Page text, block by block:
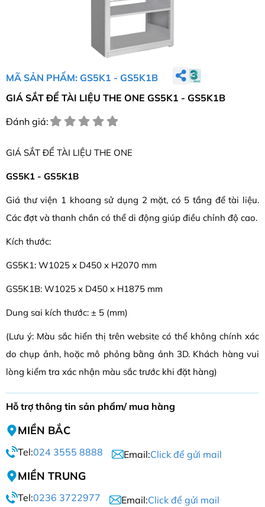
MÃ SẢN PHẨM: GS5K1 - GS5K1B
GIÁ SẮT ĐỂ TÀI LIỆU THE ONE GS5K1 - GS5K1B
Đánh giá:
GIÁ SẮT ĐỂ TÀI LIỆU THE ONE
GS5K1 - GS5K1B
Giá thư viện 1 khoang sử dụng 2 mặt, có 5 tầng để tài liệu.
Các đợt và thanh chắn có thể di động giúp điều chỉnh độ cao.
Kích thước:
GS5K1: W1025 x D450 x H2070 mm
GS5K1B: W1025 x D450 x H1875 mm
Dung sai kích thước: ± 5 (mm)
(Lưu ý: Màu sắc hiển thị trên website có thể không chính xác
do chụp ảnh, hoặc mô phỏng bằng ảnh 3D. Khách hàng vui
lòng kiểm tra xác nhận màu sắc trước khi đặt hàng)
Hỗ trợ thông tin sản phẩm/ mua hàng
MIỀN BẮC
Tel:024 3555 8888 Email:Click để gửi mail
MIỀN TRUNG
Tel:0236 3722977 Email:Click để gửi mail